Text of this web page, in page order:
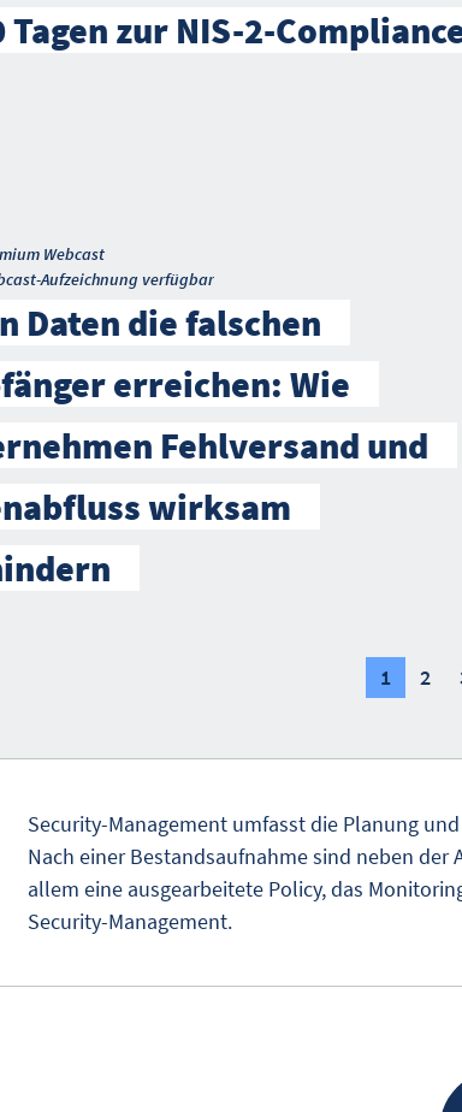
Tagen zur NIS-2-
Webcast
Aufzeichnung verfügbar
Daten die falschen
erreichen: Wie
Fehlversand und
wirksam
1 2
Security-Management umfasst die Planung
Nach einer Bestandsaufnahme sind neben
allem eine ausgearbeitete Policy, das
Security-Management.